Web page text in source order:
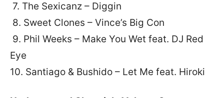
7. The Sexicanz – Diggin
8. Sweet Clones – Vince’s Big Con
9. Phil Weeks – Make You Wet feat. DJ Red
Eye
10. Santiago & Bushido – Let Me feat. Hiroki